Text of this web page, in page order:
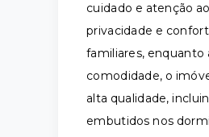
cuidado e atenção
privacidade e
familiares, enquanto
comodidade, o
alta qualidade,
embutidos nos